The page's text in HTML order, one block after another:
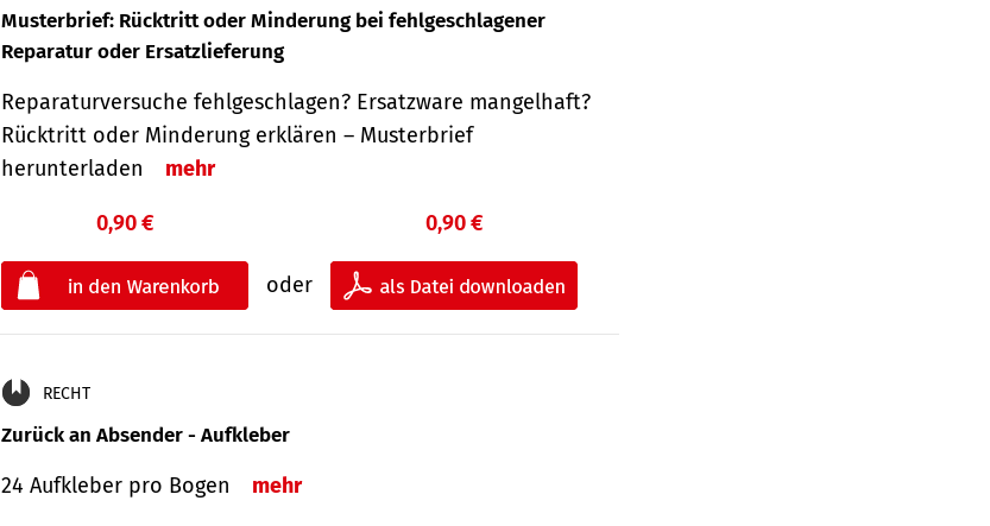
Musterbrief: Rücktritt oder Minderung bei fehlgeschlagener
Reparatur oder Ersatzlieferung
Reparaturversuche fehlgeschlagen? Ersatzware mangelhaft?
Rücktritt oder Minderung erklären – Musterbrief
herunterladen
mehr
0,90 €
oder
0,90 €
RECHT
Zurück an Absender - Aufkleber
24 Aufkleber pro Bogen mehr